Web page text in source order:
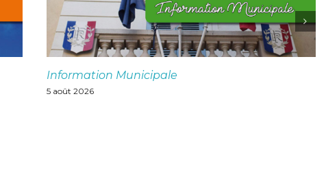
Information Municipale
5 août 2026